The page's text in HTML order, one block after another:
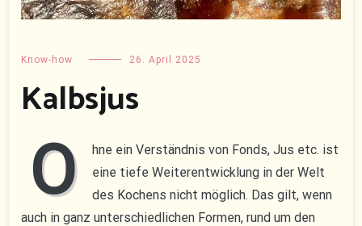
Know-how 26. April 2025
Kalbsjus
O
hne ein Verständnis von Fonds, Jus etc. ist
eine tiefe Weiterentwicklung in der Welt
des Kochens nicht möglich. Das gilt, wenn
auch in ganz unterschiedlichen Formen, rund um den